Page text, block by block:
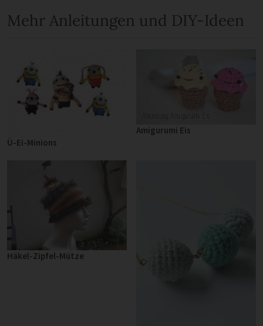
Mehr Anleitungen und DIY-Ideen
Ü-Ei-Minions
Amigurumi Eis
Häkel-Zipfel-Mütze